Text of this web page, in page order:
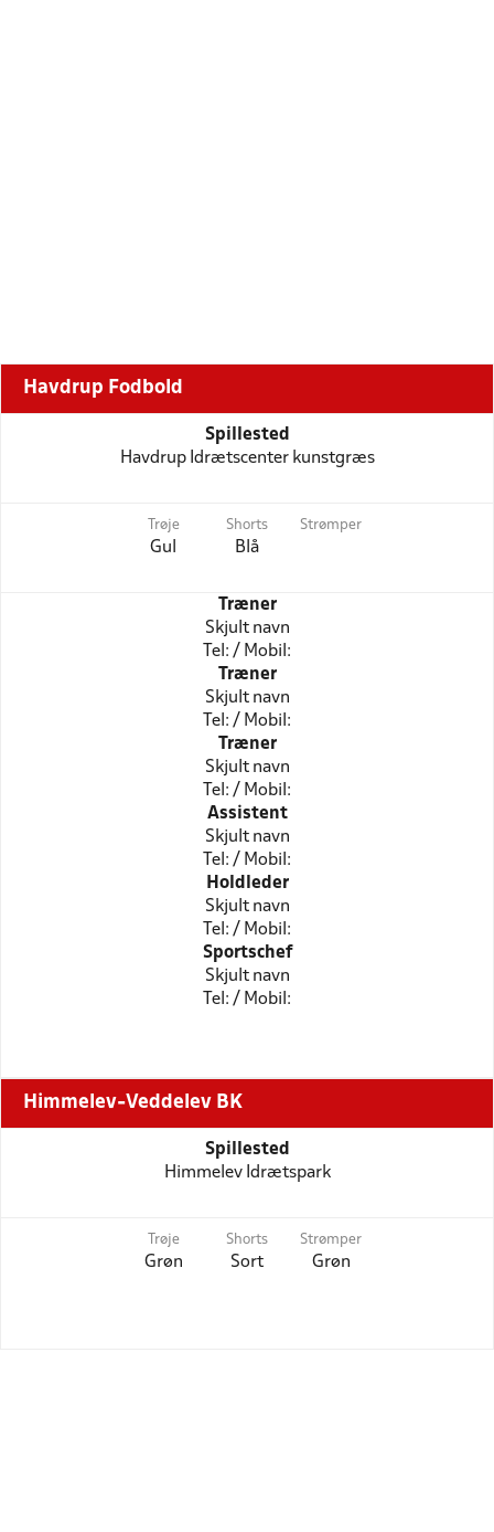
Havdrup Fodbold
Spillested
Havdrup Idrætscenter kunstgræs
Trøje
Gul
Shorts
Blå
Strømper
Træner
Skjult navn
Tel: / Mobil:
Træner
Skjult navn
Tel: / Mobil:
Træner
Skjult navn
Tel: / Mobil:
Assistent
Skjult navn
Tel: / Mobil:
Holdleder
Skjult navn
Tel: / Mobil:
Sportschef
Skjult navn
Tel: / Mobil:
Himmelev-Veddelev BK
Spillested
Himmelev Idrætspark
Trøje
Grøn
Shorts
Sort
Strømper
Grøn